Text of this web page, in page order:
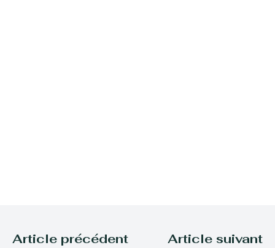
Article précédent Article suivant